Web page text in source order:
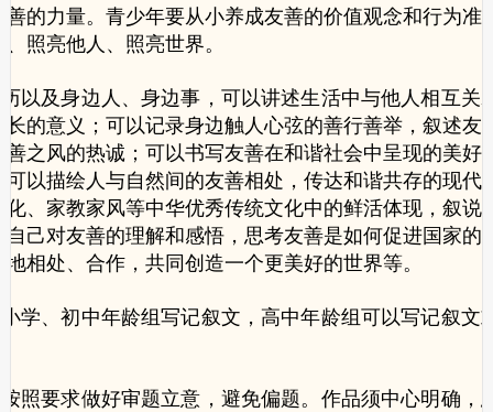
的力量。青少年要从小养成友善的价值观念和行为准
照亮他人、照亮世界。
以及身边人、身边事，可以讲述生活中与他人相互关
的意义；可以记录身边触人心弦的善行善举，叙述友
之风的热诚；可以书写友善在和谐社会中呈现的美好
以描绘人与自然间的友善相处，传达和谐共存的现代
、家教家风等中华优秀传统文化中的鲜活体现，叙说
己对友善的理解和感悟，思考友善是如何促进国家的
相处、合作，共同创造一个更美好的世界等。
学、初中年龄组写记叙文，高中年龄组可以写记叙文
照要求做好审题立意，避免偏题。作品须中心明确，